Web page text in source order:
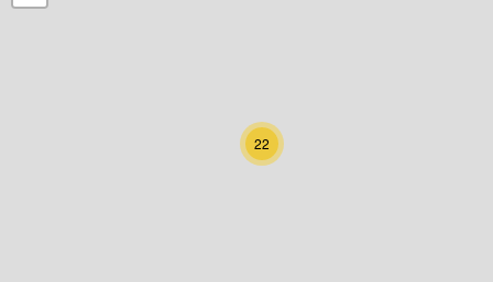
Niederösterreich
Oberösterreich
22